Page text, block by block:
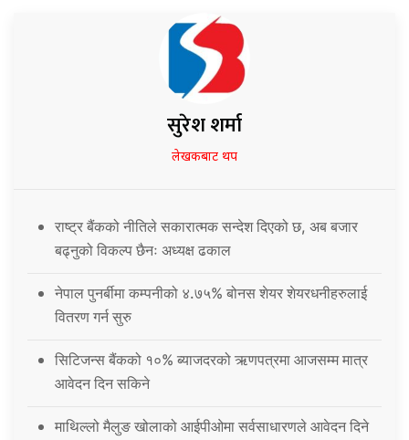
सुरेश शर्मा
लेखकबाट थप
राष्ट्र बैंकको नीतिले सकारात्मक सन्देश दिएको छ, अब बजार
बढ्नुको विकल्प छैनः अध्यक्ष ढकाल
नेपाल पुनर्बीमा कम्पनीको ४.७५% बोनस शेयर शेयरधनीहरुलाई
वितरण गर्न सुरु
सिटिजन्स बैंकको १०% ब्याजदरको ऋणपत्रमा आजसम्म मात्र
आवेदन दिन सकिने
माथिल्लो मैलुङ खोलाको आईपीओमा सर्वसाधारणले आवेदन दिने